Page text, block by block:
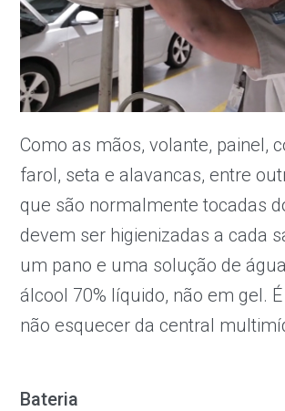
Como as mãos, volante, painel,
farol, seta e alavancas, entre
que são normalmente tocadas
devem ser higienizadas a cada
um pano e uma solução de
álcool 70% líquido, não em gel.
não esquecer da central
Bateria